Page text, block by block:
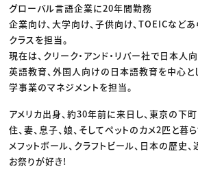
グローバル言語企業に20年間勤務
企業向け、大学向け、子供向け、TOEICなどあ
クラスを担当。
現在は、クリーク・アンド・リバー社で日本人
英語教育、外国人向けの日本語教育を中心と
学事業のマネジメントを担当。
アメリカ出身、約30年前に来日し、東京の下
住、妻、息子、娘、そしてペットのカメ2匹と暮ら
メフットボール、クラフトビール、日本の歴史、
お祭りが好き!